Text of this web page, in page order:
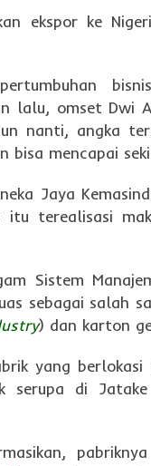
ekspor ke
lalu, omset Dwi
nanti, angka
bisa mencapai
Jaya
terealisasi
Sistem
sebagai salah
) dan karton
yang
serupa di